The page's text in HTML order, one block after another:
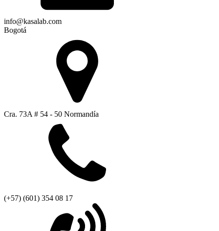
info@kasalab.com
Bogotá
Cra. 73A # 54 - 50 Normandía
(+57) (601) 354 08 17